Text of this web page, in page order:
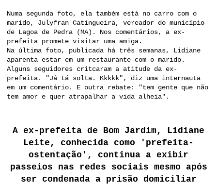
Numa segunda foto, ela também está no carro com o
marido, Julyfran Catingueira, vereador do município
de Lagoa de Pedra (MA). Nos comentários, a ex-
prefeita promete visitar uma amiga.
Na última foto, publicada há três semanas, Lidiane
aparenta estar em um restaurante com o marido.
Alguns seguidores critcaram a atitude da ex-
prefeita. "Já tá solta. Kkkkk", diz uma internauta
em um comentário. E outra rebate: "tem gente que não
tem amor e quer atrapalhar a vida alheia".
A ex-prefeita de Bom Jardim, Lidiane
Leite, conhecida como 'prefeita-
ostentação', continua a exibir
passeios nas redes sociais mesmo após
ser condenada a prisão domiciliar